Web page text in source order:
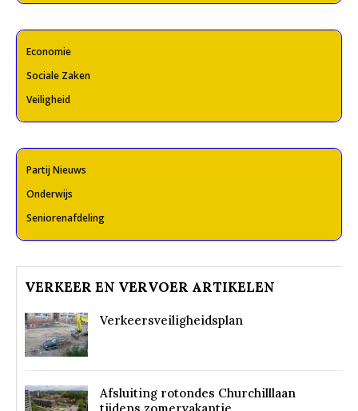
Economie
Sociale Zaken
Veiligheid
Partij Nieuws
Onderwijs
Seniorenafdeling
VERKEER EN VERVOER ARTIKELEN
Verkeersveiligheidsplan
Afsluiting rotondes Churchilllaan